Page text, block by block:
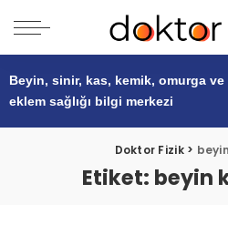
Beyin, sinir, kas, kemik, omurga ve
eklem sağlığı bilgi merkezi
Doktor Fizik>
Etiket: beyin